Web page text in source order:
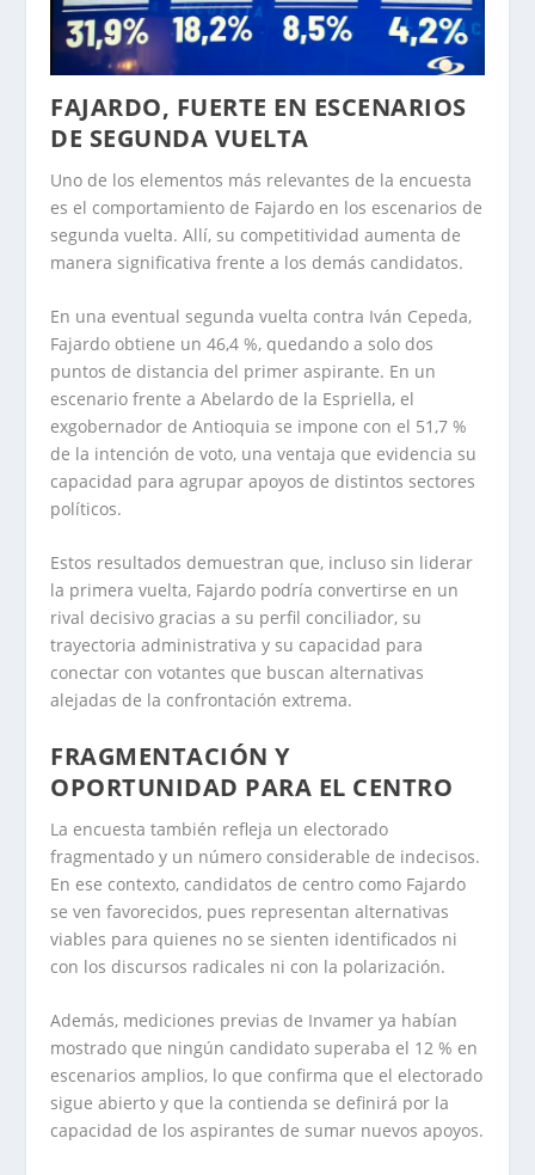
FAJARDO, FUERTE EN ESCENARIOS
DE SEGUNDA VUELTA
Uno de los elementos más relevantes de la encuesta
es el comportamiento de Fajardo en los escenarios de
segunda vuelta. Allí, su competitividad aumenta de
manera significativa frente a los demás candidatos.
En una eventual segunda vuelta contra Iván Cepeda,
Fajardo obtiene un 46,4 %, quedando a solo dos
puntos de distancia del primer aspirante. En un
escenario frente a Abelardo de la Espriella, el
exgobernador de Antioquia se impone con el 51,7 %
de la intención de voto, una ventaja que evidencia su
capacidad para agrupar apoyos de distintos sectores
políticos.
Estos resultados demuestran que, incluso sin liderar
la primera vuelta, Fajardo podría convertirse en un
rival decisivo gracias a su perfil conciliador, su
trayectoria administrativa y su capacidad para
conectar con votantes que buscan alternativas
alejadas de la confrontación extrema.
FRAGMENTACIÓN Y
OPORTUNIDAD PARA EL CENTRO
La encuesta también refleja un electorado
fragmentado y un número considerable de indecisos.
En ese contexto, candidatos de centro como Fajardo
se ven favorecidos, pues representan alternativas
viables para quienes no se sienten identificados ni
con los discursos radicales ni con la polarización.
Además, mediciones previas de Invamer ya habían
mostrado que ningún candidato superaba el 12 % en
escenarios amplios, lo que confirma que el electorado
sigue abierto y que la contienda se definirá por la
capacidad de los aspirantes de sumar nuevos apoyos.